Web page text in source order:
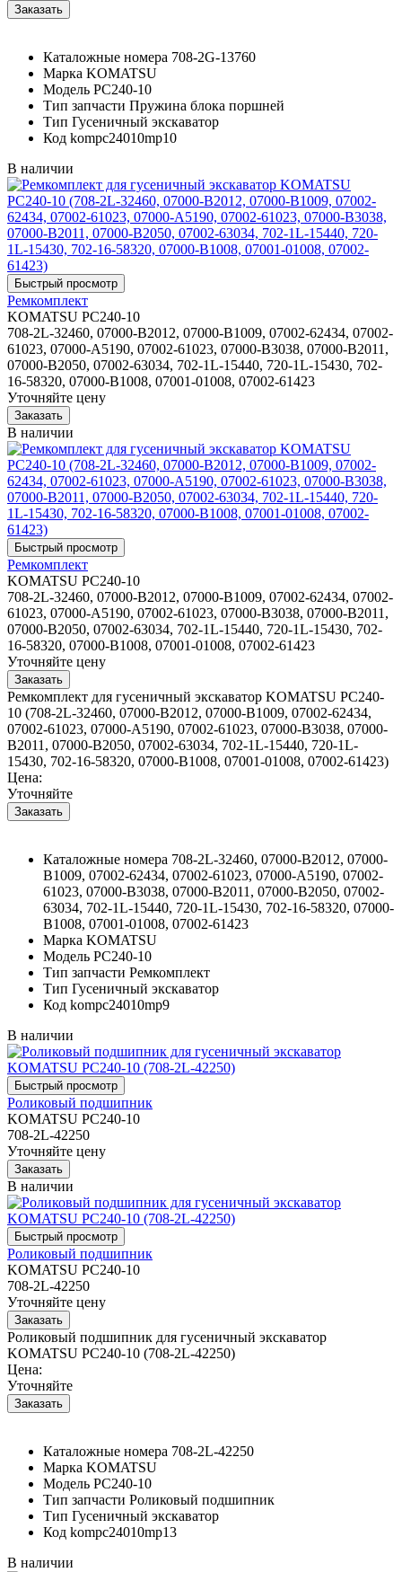
Каталожные номера 708-2G-13760
Марка KOMATSU
Модель PC240-10
Тип запчасти Пружина блока поршней
Тип Гусеничный экскаватор
Код kompc24010mp10
В наличии
Ремкомплект
KOMATSU PC240-10
708-2L-32460, 07000-B2012, 07000-B1009, 07002-62434, 07002-
61023, 07000-A5190, 07002-61023, 07000-B3038, 07000-B2011,
07000-B2050, 07002-63034, 702-1L-15440, 720-1L-15430, 702-
16-58320, 07000-B1008, 07001-01008, 07002-61423
Уточняйте цену
В наличии
Ремкомплект
KOMATSU PC240-10
708-2L-32460, 07000-B2012, 07000-B1009, 07002-62434, 07002-
61023, 07000-A5190, 07002-61023, 07000-B3038, 07000-B2011,
07000-B2050, 07002-63034, 702-1L-15440, 720-1L-15430, 702-
16-58320, 07000-B1008, 07001-01008, 07002-61423
Уточняйте цену
Ремкомплект для гусеничный экскаватор KOMATSU PC240-
10 (708-2L-32460, 07000-B2012, 07000-B1009, 07002-62434,
07002-61023, 07000-A5190, 07002-61023, 07000-B3038, 07000-
B2011, 07000-B2050, 07002-63034, 702-1L-15440, 720-1L-
15430, 702-16-58320, 07000-B1008, 07001-01008, 07002-61423)
Цена:
Уточняйте
Каталожные номера 708-2L-32460, 07000-B2012, 07000-
B1009, 07002-62434, 07002-61023, 07000-A5190, 07002-
61023, 07000-B3038, 07000-B2011, 07000-B2050, 07002-
63034, 702-1L-15440, 720-1L-15430, 702-16-58320, 07000-
B1008, 07001-01008, 07002-61423
Марка KOMATSU
Модель PC240-10
Тип запчасти Ремкомплект
Тип Гусеничный экскаватор
Код kompc24010mp9
В наличии
Роликовый подшипник
KOMATSU PC240-10
708-2L-42250
Уточняйте цену
В наличии
Роликовый подшипник
KOMATSU PC240-10
708-2L-42250
Уточняйте цену
Роликовый подшипник для гусеничный экскаватор
KOMATSU PC240-10 (708-2L-42250)
Цена:
Уточняйте
Каталожные номера 708-2L-42250
Марка KOMATSU
Модель PC240-10
Тип запчасти Роликовый подшипник
Тип Гусеничный экскаватор
Код kompc24010mp13
В наличии